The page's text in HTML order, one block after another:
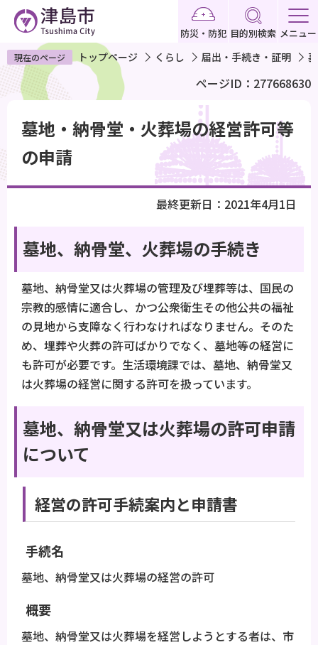
ペ
ー
ジ
で
す
防災・防犯 目的別検索 メニュー
現在のページ トップページ くらし 届出・手続き・証明
ページID：277668630
か
墓地・納骨堂・火葬場の経営許可等
の申請
最終更新日：2021年4月1日
墓地、納骨堂、火葬場の手続き
墓地、納骨堂又は火葬場の管理及び埋葬等は、国民の
宗教的感情に適合し、かつ公衆衛生その他公共の福祉
の見地から支障なく行わなければなりません。そのた
め、埋葬や火葬の許可ばかりでなく、墓地等の経営に
も許可が必要です。生活環境課では、墓地、納骨堂又
は火葬場の経営に関する許可を扱っています。
墓地、納骨堂又は火葬場の許可申請
について
経営の許可手続案内と申請書
手続名
墓地、納骨堂又は火葬場の経営の許可
概要
墓地、納骨堂又は火葬場を経営しようとする者は、市